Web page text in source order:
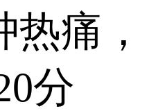
痛，
分